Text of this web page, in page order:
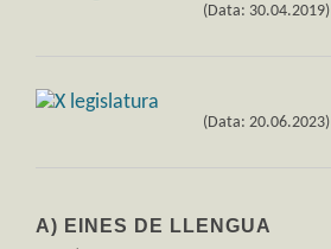
(Data: 30.04.2019)
(Data: 20.06.2023)
A) EINES DE LLENGUA